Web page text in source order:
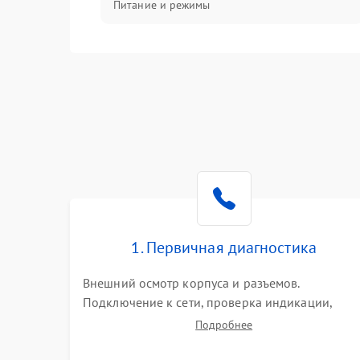
Питание и режимы
1. Первичная диагностика
Внешний осмотр корпуса и разъемов.
Подключение к сети, проверка индикации,
звуковых сигналов и кодов ошибок. Измерение
Подробнее